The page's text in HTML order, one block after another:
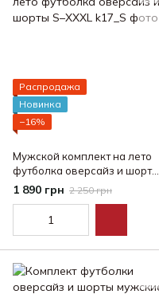
Распродажа
Новинка
−16%
Мужской комплект на лето
футболка оверсайз и шорты
S–XXXL
1 890 грн 2 250 грн